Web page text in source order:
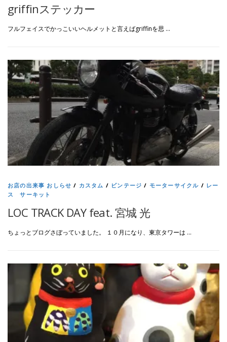
griffinステッカー
フルフェイスでかっこいいヘルメットと言えばgriffinを思 …
お店の出来事 おしらせ / カスタム / ビンテージ / モーターサイクル / レー
ス サーキット
LOC TRACK DAY feat. 宮城 光
ちょっとブログさぼっていました。 １０月になり、東京タワーは …